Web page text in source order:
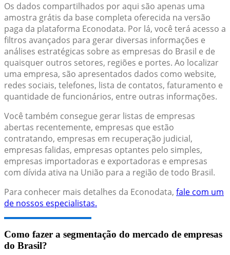
Os dados compartilhados por aqui são apenas uma
amostra grátis da base completa oferecida na versão
paga da plataforma Econodata. Por lá, você terá acesso a
filtros avançados para gerar diversas informações e
análises estratégicas sobre as empresas do Brasil e de
quaisquer outros setores, regiões e portes. Ao localizar
uma empresa, são apresentados dados como website,
redes sociais, telefones, lista de contatos, faturamento e
quantidade de funcionários, entre outras informações.
Você também consegue gerar listas de empresas
abertas recentemente, empresas que estão
contratando, empresas em recuperação judicial,
empresas falidas, empresas optantes pelo simples,
empresas importadoras e exportadoras e empresas
com dívida ativa na União para a região de todo Brasil.
Para conhecer mais detalhes da Econodata, fale com um
de nossos especialistas.
Como fazer a segmentação do mercado de empresas
do Brasil?